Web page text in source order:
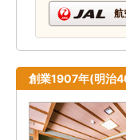
航
創業1907年(明治